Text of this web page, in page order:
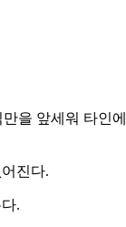
을 앞세워 타
진다.
.